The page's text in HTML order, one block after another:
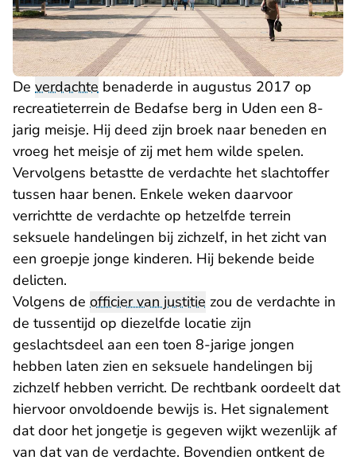
De verdachte benaderde in augustus 2017 op
recreatieterrein de Bedafse berg in Uden een 8-
jarig meisje. Hij deed zijn broek naar beneden en
vroeg het meisje of zij met hem wilde spelen.
Vervolgens betastte de verdachte het slachtoffer
tussen haar benen. Enkele weken daarvoor
verrichtte de verdachte op hetzelfde terrein
seksuele handelingen bij zichzelf, in het zicht van
een groepje jonge kinderen. Hij bekende beide
delicten.
Volgens de officier van justitie zou de verdachte in
de tussentijd op diezelfde locatie zijn
geslachtsdeel aan een toen 8-jarige jongen
hebben laten zien en seksuele handelingen bij
zichzelf hebben verricht. De rechtbank oordeelt dat
hiervoor onvoldoende bewijs is. Het signalement
dat door het jongetje is gegeven wijkt wezenlijk af
van dat van de verdachte. Bovendien ontkent de